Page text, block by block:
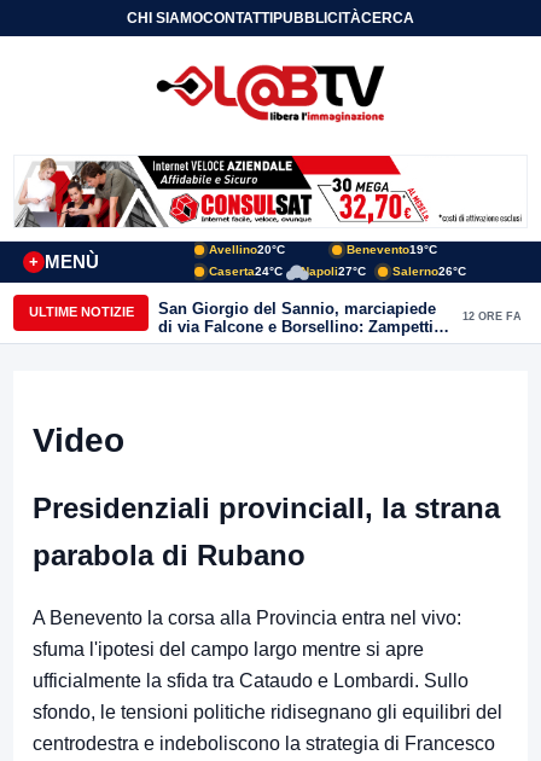
CHI SIAMOCONTATTIPUBBLICITÀCERCA
MENÙ
+
Avellino20°C Benevento19°C
Caserta24°C Napoli27°C Salerno26°C
ULTIME NOTIZIE
San Giorgio del Sannio, marciapiede
di via Falcone e Borsellino: Zampetti e
Lombardi replicano alle polemiche
12 ORE FA
Video
Presidenziali provincialI, la strana
parabola di Rubano
A Benevento la corsa alla Provincia entra nel vivo:
sfuma l'ipotesi del campo largo mentre si apre
ufficialmente la sfida tra Cataudo e Lombardi. Sullo
sfondo, le tensioni politiche ridisegnano gli equilibri del
centrodestra e indeboliscono la strategia di Francesco